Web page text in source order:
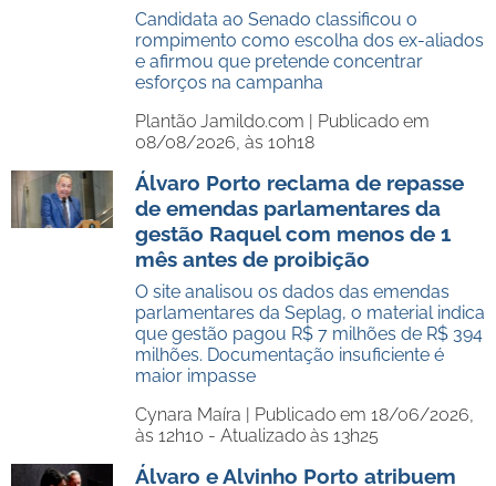
Candidata ao Senado classificou o
rompimento como escolha dos ex-aliados
e afirmou que pretende concentrar
esforços na campanha
Plantão Jamildo.com | Publicado em
08/08/2026, às 10h18
Álvaro Porto reclama de repasse
de emendas parlamentares da
gestão Raquel com menos de 1
mês antes de proibição
O site analisou os dados das emendas
parlamentares da Seplag, o material indica
que gestão pagou R$ 7 milhões de R$ 394
milhões. Documentação insuficiente é
maior impasse
Cynara Maíra | Publicado em 18/06/2026,
às 12h10 - Atualizado às 13h25
Álvaro e Alvinho Porto atribuem